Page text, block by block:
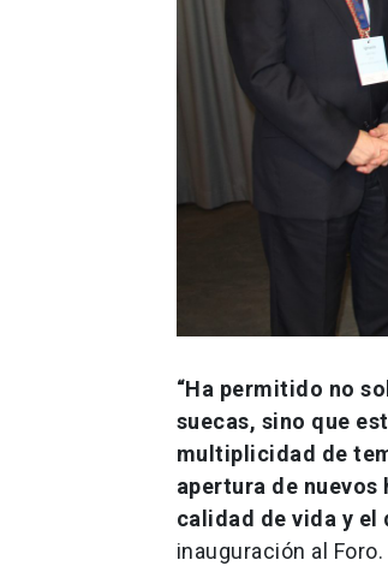
“Ha permitido no
suecas, sino que
multiplicidad de
apertura de
calidad de vida y el
inauguración al Foro.